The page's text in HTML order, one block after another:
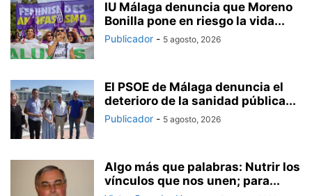
IU Málaga denuncia que Moreno
Bonilla pone en riesgo la vida...
Publicador - 5 agosto, 2026
El PSOE de Málaga denuncia el
deterioro de la sanidad pública...
Publicador - 5 agosto, 2026
Algo más que palabras: Nutrir los
vínculos que nos unen; para...